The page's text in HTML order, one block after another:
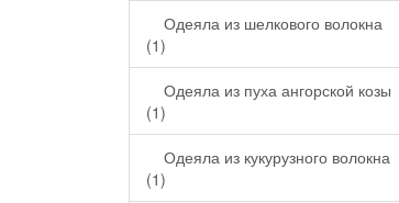
Одеяла из шелкового волокна
(1)
Одеяла из пуха ангорской козы
(1)
Одеяла из кукурузного волокна
(1)